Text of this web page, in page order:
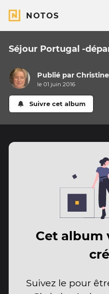
NOTOS
Séjour Portugal -
Publié par
le 01 juin 2016
Suivre cet album
Cet album
Suivez le pour